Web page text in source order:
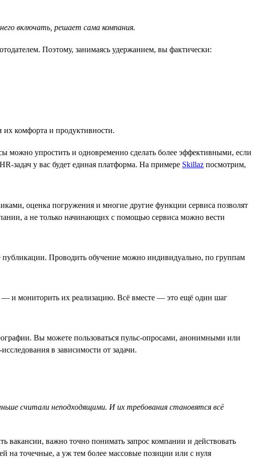
включать, решает сама компания.
Поэтому, занимаясь удержанием, вы фактически:
их комфорта и продуктивности.
можно упростить и одновременно сделать более эффективными, если
задач у вас будет единая платформа. На примере Skillaz посмотрим,
оценка погружения и многие другие функции сервиса позволят
а не только начинающих с помощью сервиса можно вести
Проводить обучение можно индивидуально, по группам
— и мониторить их реализацию. Всё вместе — это ещё один шаг
Вы можете пользоваться пульс-опросами, анонимными или
в зависимости от задачи.
считали неподходящими. И их требования становятся всё
вакансии, важно точно понимать запрос компании и действовать
на точечные, а уж тем более массовые позиции или с нуля